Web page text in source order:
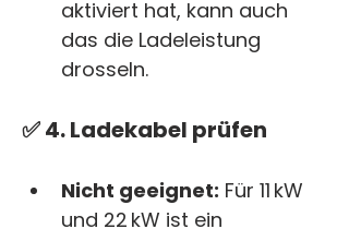
aktiviert hat, kann auch
das die Ladeleistung
drosseln.
✅ 4. Ladekabel prüfen
Nicht geeignet: Für 11 kW
und 22 kW ist ein